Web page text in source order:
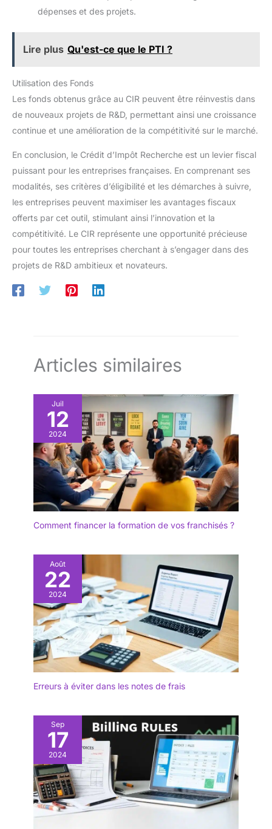
dépenses et des projets.
Lire plus Qu'est-ce que le PTI ?
Utilisation des Fonds
Les fonds obtenus grâce au CIR peuvent être réinvestis dans
de nouveaux projets de R&D, permettant ainsi une croissance
continue et une amélioration de la compétitivité sur le marché.
En conclusion, le Crédit d’Impôt Recherche est un levier fiscal
puissant pour les entreprises françaises. En comprenant ses
modalités, ses critères d’éligibilité et les démarches à suivre,
les entreprises peuvent maximiser les avantages fiscaux
offerts par cet outil, stimulant ainsi l’innovation et la
compétitivité. Le CIR représente une opportunité précieuse
pour toutes les entreprises cherchant à s’engager dans des
projets de R&D ambitieux et novateurs.
Articles similaires
Juil
12
2024
Comment financer la formation de vos franchisés ?
Août
22
2024
Erreurs à éviter dans les notes de frais
Sep
17
2024